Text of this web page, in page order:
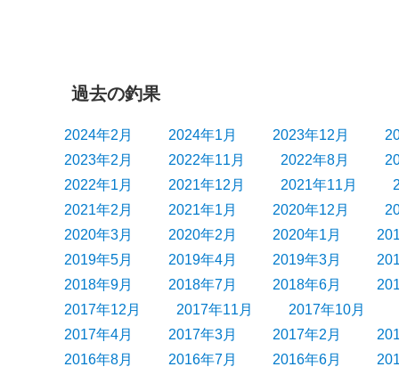
過去の釣果
2024年2月 2024年1月 2023年12月
2023年2月
2022年11月 2022年8月
2022年1月
2021年12月 2021年11月
2021年2月
2021年1月 2020年12月
2020年3月
2020年2月 2020年1月
2019年5月
2019年4月 2019年3月
2018年9月
2018年7月 2018年6月
2017年12月
2017年11月
2017年10月
2017年4月
2017年3月 2017年2月
2016年8月
2016年7月 2016年6月